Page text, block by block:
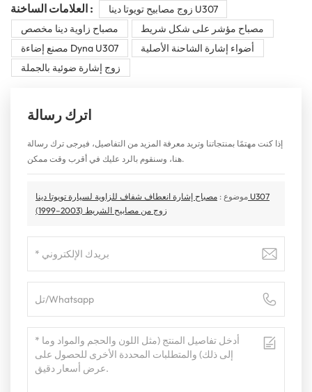
العلامات الساخنة :
زوج مصابيح تويوتا دينا U307
مصباح زاوية دينا مخصص
مصباح مؤشر على شكل شريط
مصنع إضاءة Dyna U307
أضواء إشارة الشاحنة الأصلية
زوج إشارة ضوئية بالجملة
اترك رسالة
إذا كنت مهتمًا بمنتجاتنا وتريد معرفة المزيد من التفاصيل، فيرجى ترك رسالة
هنا، وسنقوم بالرد عليك في أقرب وقت ممكن.
موضوع : مصباح إشارة انعطاف شفاف للزاوية لسيارة تويوتا دينا U307
(1999–2003) زوج من مصابيح الشريط